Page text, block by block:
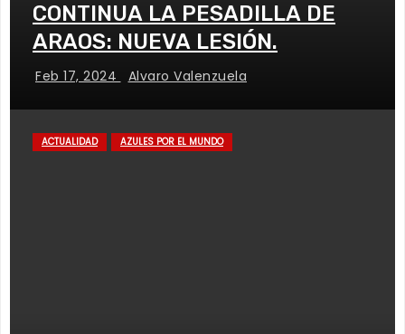
CONTINUA LA PESADILLA DE
ARAOS: NUEVA LESIÓN.
Feb 17, 2024 Alvaro Valenzuela
ACTUALIDAD AZULES POR EL MUNDO